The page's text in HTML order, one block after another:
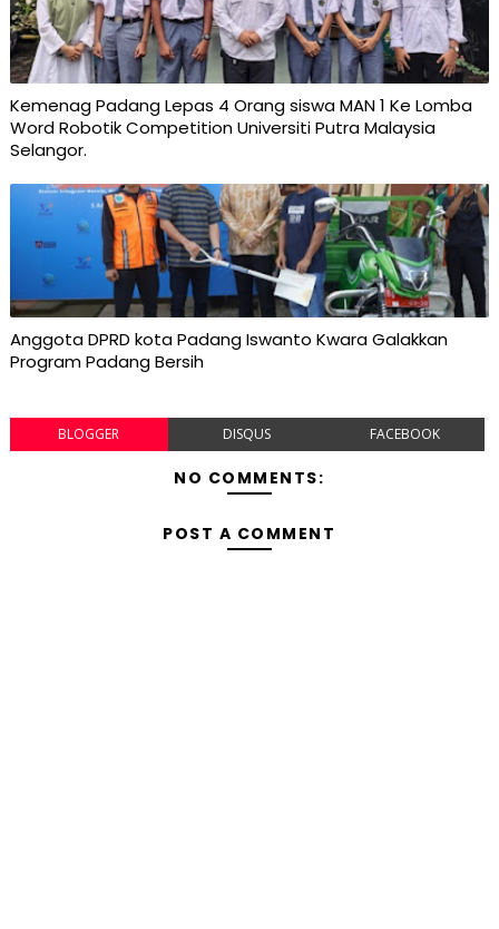
Kemenag Padang Lepas 4 Orang siswa MAN 1 Ke Lomba
Word Robotik Competition Universiti Putra Malaysia
Selangor.
Anggota DPRD kota Padang Iswanto Kwara Galakkan
Program Padang Bersih
BLOGGER DISQUS FACEBOOK
NO COMMENTS:
POST A COMMENT